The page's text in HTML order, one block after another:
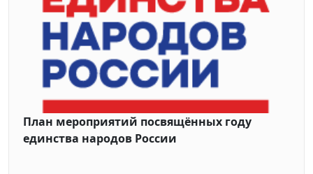
План мероприятий посвящённых году
единства народов России